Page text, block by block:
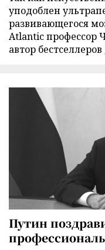
уподоблен
развивающегося
Atlantic профессор
автор
Путин